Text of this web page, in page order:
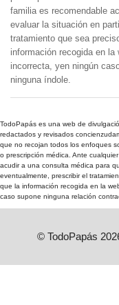
familia es recomendable
evaluar la situación en
tratamiento que sea
información recogida en
incorrecta, yen ningún
ninguna índole.
TodoPapás es una web de
redactados y revisados
que no recojan todos los enfoques
o prescripción médica. Ante
acudir a una consulta médica para
eventualmente, prescribir el
que la información recogida en la
caso supone ninguna relación
© TodoPapás